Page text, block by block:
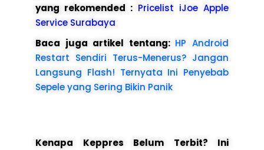
yang rekomended : Pricelist iJoe Apple
Service Surabaya
Baca juga artikel tentang: HP Android
Restart Sendiri Terus-Menerus? Jangan
Langsung Flash! Ternyata Ini Penyebab
Sepele yang Sering Bikin Panik
Kenapa Keppres Belum Terbit? Ini